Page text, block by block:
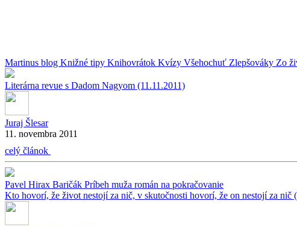
Martinus blog Knižné tipy Knihovrátok Kvízy Všehochuť Zlepšováky Zo
Literárna revue s Dadom Nagyom (11.11.2011)
Juraj Šlesar
11. novembra 2011
celý článok
Pavel Hirax Baričák Príbeh muža román na pokračovanie
Kto hovorí, že život nestojí za nič, v skutočnosti hovorí, že on nestojí za nič